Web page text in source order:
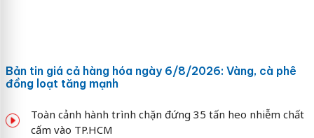
Bản tin giá cả hàng hóa ngày 6/8/2026: Vàng, cà phê
đồng loạt tăng mạnh
Toàn cảnh hành trình chặn đứng 35 tấn heo nhiễm chất
cấm vào TP.HCM